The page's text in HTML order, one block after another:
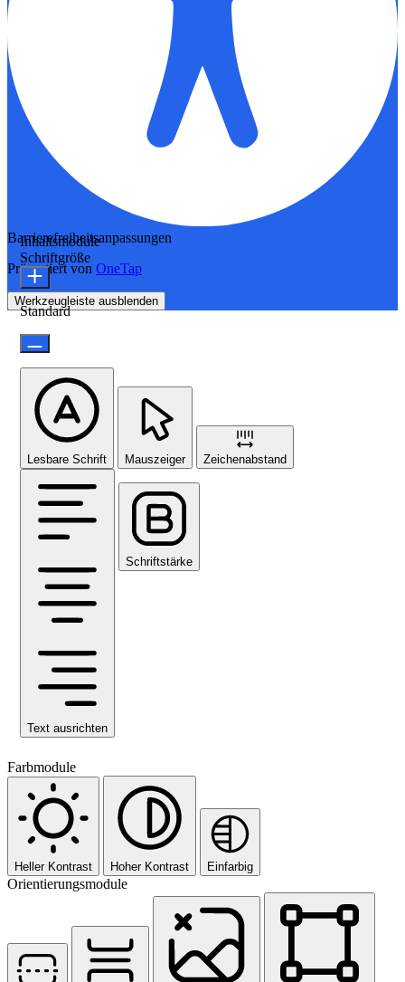
Barrierefreiheitsanpassungen
Präsentiert von OneTap
Werkzeugleiste ausblenden
Inhaltsmodule
Schriftgröße
Standard
Lesbare Schrift Mauszeiger Zeichenabstand
Text ausrichten
Schriftstärke
Farbmodule
Heller Kontrast Hoher Kontrast Einfarbig
Orientierungsmodule